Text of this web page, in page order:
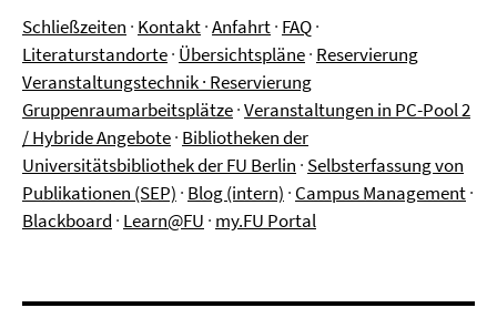
Schließzeiten · Kontakt·Anfahrt· FAQ·
Literaturstandorte· Übersichtspläne· Reservierung
Veranstaltungstechnik· Reservierung
Gruppenraumarbeitsplätze·Veranstaltungen in PC-Pool 2
/ Hybride Angebote· Bibliotheken der
Universitätsbibliothek der FU Berlin · Selbsterfassung von
Publikationen (SEP) · Blog (intern) · Campus Management·
Blackboard · Learn@FU · my.FU Portal